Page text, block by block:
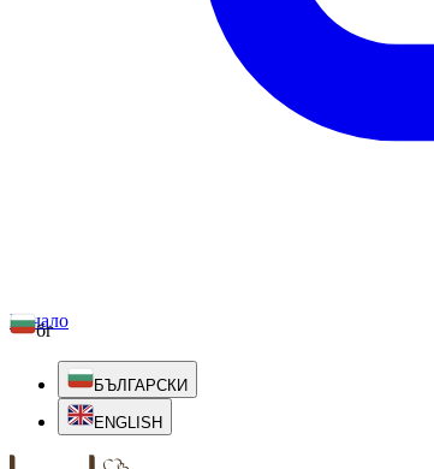
Начало
бг
БЪЛГАРСКИ
ENGLISH